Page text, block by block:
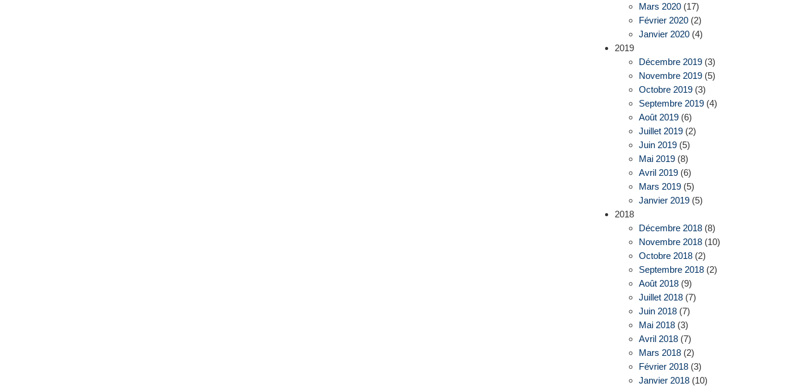
Mars 2020(17)
Février 2020(2)
Janvier 2020(4)
2019
Décembre 2019(3)
Novembre 2019(5)
Octobre 2019(3)
Septembre 2019(4)
Août 2019(6)
Juillet 2019(2)
Juin 2019(5)
Mai 2019(8)
Avril 2019(6)
Mars 2019(5)
Janvier 2019(5)
2018
Décembre 2018(8)
Novembre 2018(10)
Octobre 2018(2)
Septembre 2018(2)
Août 2018(9)
Juillet 2018(7)
Juin 2018(7)
Mai 2018(3)
Avril 2018(7)
Mars 2018(2)
Février 2018(3)
Janvier 2018(10)